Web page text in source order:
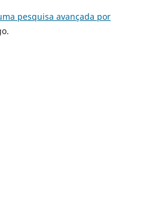
pesquisa avançada por